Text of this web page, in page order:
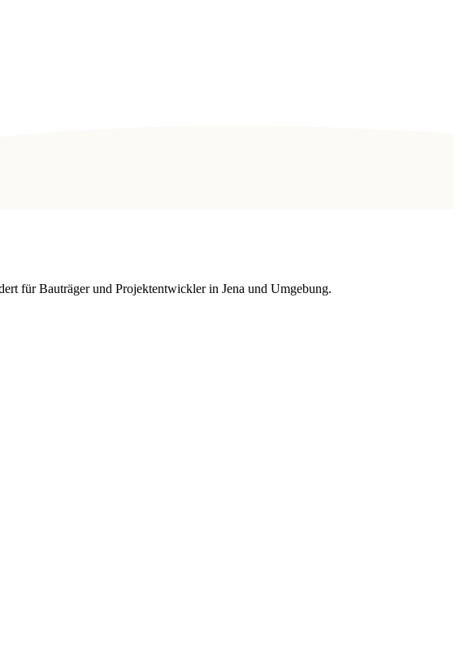
für Bauträger und Projektentwickler in Jena und Umgebung.